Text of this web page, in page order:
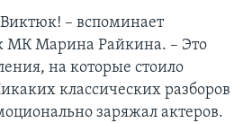
– вспоминает
МК Марина Райкина. – Это
на которые стоило
классических разборов
заряжал актеров.